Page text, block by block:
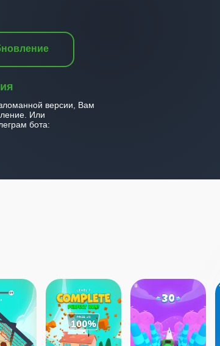
версии, Вам
Или
бота: